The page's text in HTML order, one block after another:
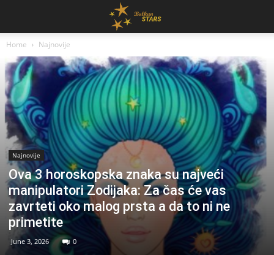
Home Najnovije
Najnovije
Ova 3 horoskopska znaka su najveći
manipulatori Zodijaka: Za čas će vas
zavrteti oko malog prsta a da to ni ne
primetite
June 3, 2026 0